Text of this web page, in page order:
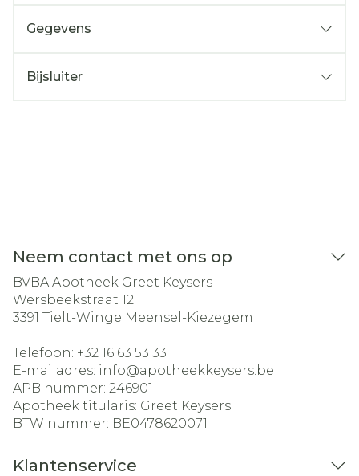
Gegevens
Bijsluiter
Neem contact met ons op
BVBA Apotheek Greet Keysers
Wersbeekstraat 12
3391 Tielt-Winge Meensel-Kiezegem
Telefoon: +32 16 63 53 33
E-mailadres: info@apotheekkeysers.be
APB nummer: 246901
Apotheek titularis: Greet Keysers
BTW nummer: BE0478620071
Klantenservice